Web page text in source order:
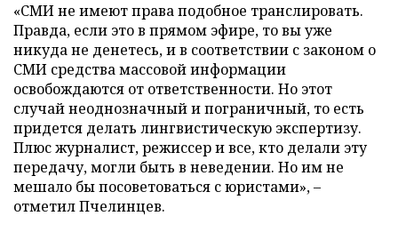
«СМИ не имеют права подобное транслировать.
Правда, если это в прямом эфире, то вы уже
никуда не денетесь, и в соответствии с законом о
СМИ средства массовой информации
освобождаются от ответственности. Но этот
случай неоднозначный и пограничный, то есть
придется делать лингвистическую экспертизу.
Плюс журналист, режиссер и все, кто делали эту
передачу, могли быть в неведении. Но им не
мешало бы посоветоваться с юристами», –
отметил Пчелинцев.